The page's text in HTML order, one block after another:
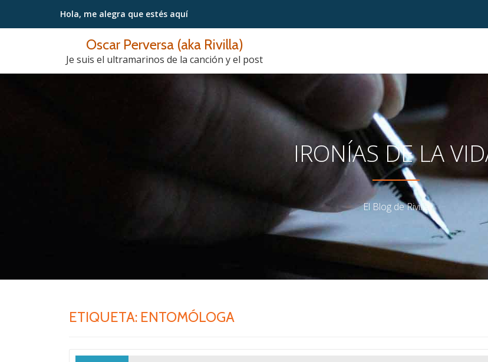
Saltar
Hola, me alegra que estés aquí
Oscar Perversa (aka Rivilla)
Je suis el ultramarinos de la canción y el post
IRONÍAS DE LA
El Blog de Rivilla
ETIQUETA: ENTOMÓLOGA